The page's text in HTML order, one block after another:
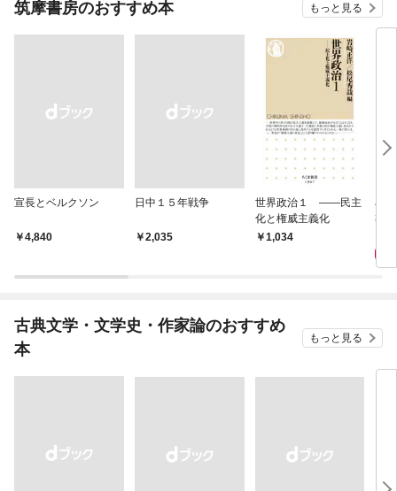
筑摩書房のおすすめ本 もっと見る
宣長とベルクソン
￥4,840
日中１５年戦争
￥2,035
世界政治１ ――民主
化と権威主義化
1,034
石
導
古典文学・文学史・作家論のおすすめ
本
もっと見る